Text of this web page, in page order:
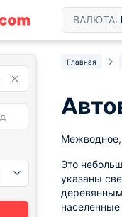
ВАЛЮТА:
Главная
Межводное,
Это
указаны